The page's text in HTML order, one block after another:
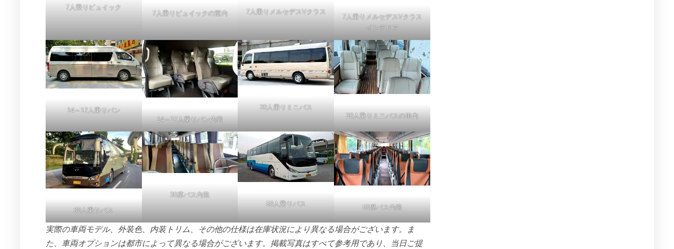
7人乗りビュイック
7人乗りビュイックの室内
7人乗りメルセデスVクラス
7人乗りメルセデスVクラス
インテリア
14～17人乗りバン
14～17人乗りバン内装
20人乗りミニバス
20人乗りミニバスの車内
30人乗りバス
30席バス内装
50人乗りバス
50席バス内装
実際の車両モデル、外装色、内装トリム、その他の仕様は在庫状況により異なる場合がございます。ま
た、車両オプションは都市によって異なる場合がございます。掲載写真はすべて参考用であり、当日ご提